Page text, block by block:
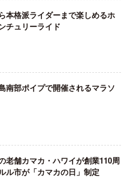
本格派ライダーまで楽しめるホ
チュリーライド
南部ポイプで開催されるマラソ
老舗カマカ・ハワイが創業110周
ル市が「カマカの日」制定